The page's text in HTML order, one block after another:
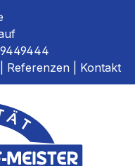
Referenzen Kontakt